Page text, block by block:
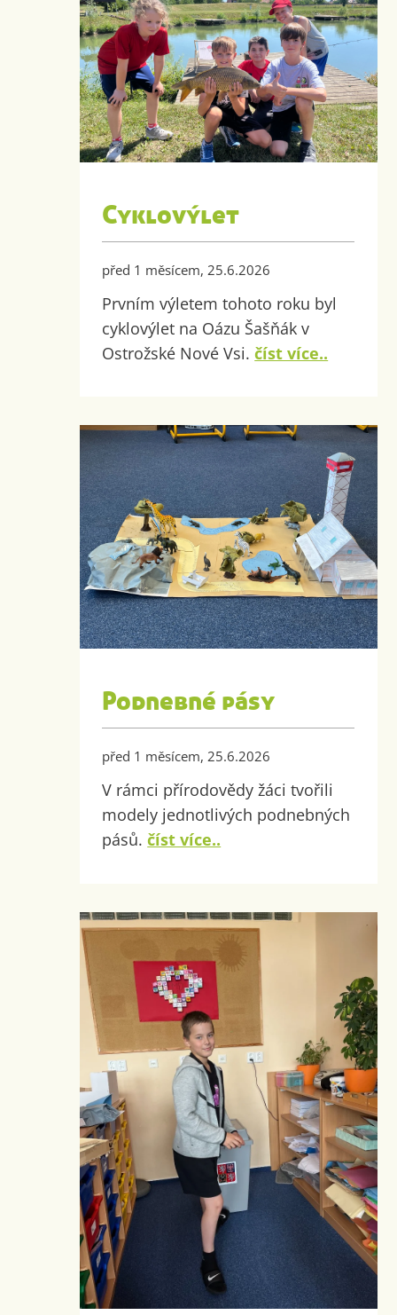
Cyklovýlet
před 1 měsícem, 25.6.2026
Prvním výletem tohoto roku byl
cyklovýlet na Oázu Šašňák v
Ostrožské Nové Vsi.číst více..
Podnebné pásy
před 1 měsícem, 25.6.2026
V rámci přírodovědy žáci tvořili
modely jednotlivých podnebných
pásů.číst více..